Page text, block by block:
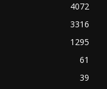
4072
3316
1295
61
39